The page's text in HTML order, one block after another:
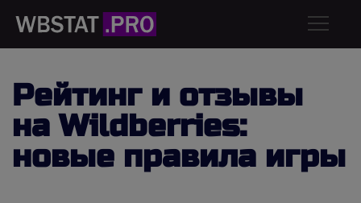
Рейтинг и отзывы
на Wildberries:
новые правила игры